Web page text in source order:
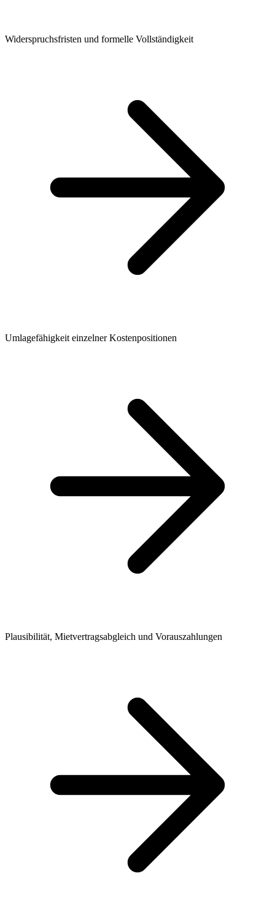
Widerspruchsfristen und formelle Vollständigkeit
Umlagefähigkeit einzelner Kostenpositionen
Plausibilität, Mietvertragsabgleich und Vorauszahlungen